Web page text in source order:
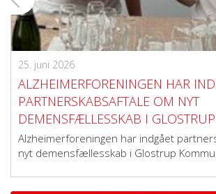
25. juni 2026
ALZHEIMERFORENINGEN HAR
PARTNERSKABSAFTALE OM NYT
DEMENSFÆLLESSKAB I
Alzheimerforeningen har indgået
nyt demensfællesskab i Glostrup